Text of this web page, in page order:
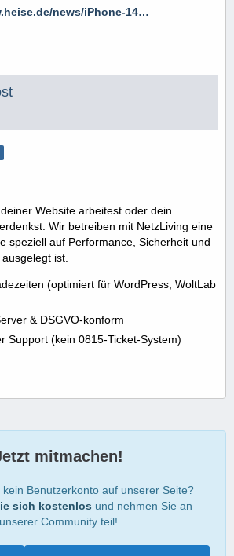
news/iPhone-14…
Website arbeitest oder dein
Wir betreiben mit NetzLiving eine
speziell auf Performance, Sicherheit und
ist.
(optimiert für WordPress, WoltLab
& DSGVO-konform
Support (kein 0815-Ticket-System)
mitmachen!
kein Benutzerkonto auf unserer Seite?
sich kostenlos und nehmen Sie an
unserer Community teil!